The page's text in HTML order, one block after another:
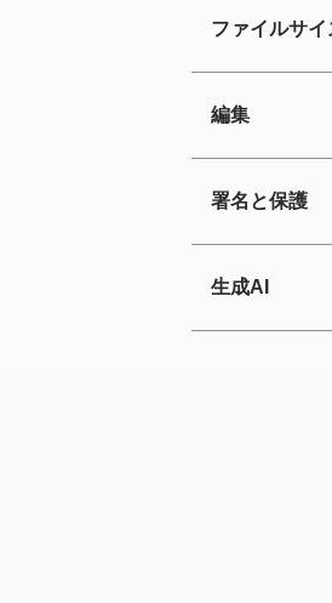
ファイルサ
編集
署名と保護
生成AI